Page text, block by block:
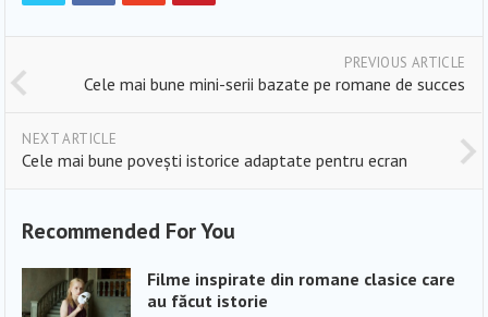
PREVIOUS ARTICLE
Cele mai bune mini-serii bazate pe romane de succes
NEXT ARTICLE
Cele mai bune povești istorice adaptate pentru ecran
Recommended For You
Filme inspirate din romane clasice care
au făcut istorie